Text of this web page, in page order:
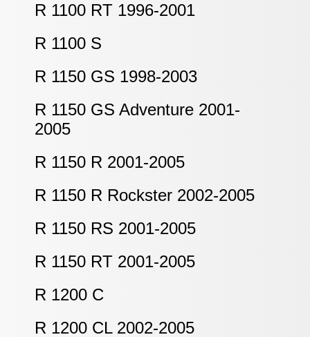
R 1100 RT 1996-2001
R 1100 S
R 1150 GS 1998-2003
R 1150 GS Adventure 2001-
2005
R 1150 R 2001-2005
R 1150 R Rockster 2002-2005
R 1150 RS 2001-2005
R 1150 RT 2001-2005
R 1200 C
R 1200 CL 2002-2005